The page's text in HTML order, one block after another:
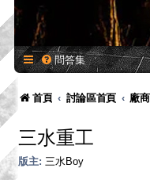
問答集
首頁 討論區首頁
三水重工
版主: 三水Boy